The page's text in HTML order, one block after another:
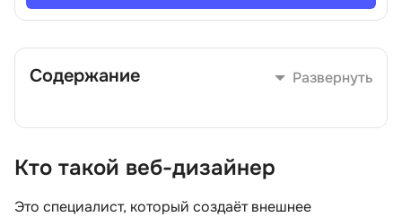
Содержание
Кто такой веб-дизайнер
Чем занимается веб-дизайнер
Развернуть
Кто такой веб-дизайнер
Это специалист, который создаёт внешнее